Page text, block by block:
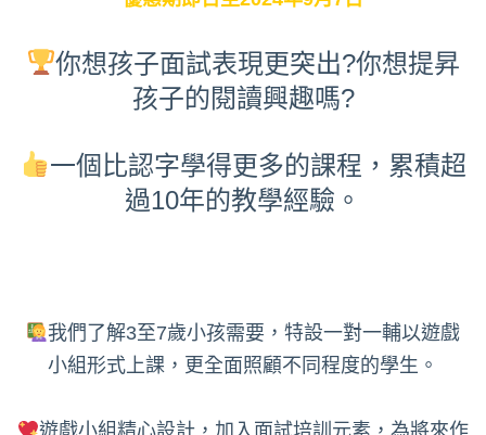
你想孩子面試表現更突出?你想提昇
孩子的閱讀興趣嗎?
一個比認字學得更多的課程，累積超
過10年的教學經驗。
我們了解3至7歲小孩需要，特設一對一輔以遊戲
小組形式上課，更全面照顧不同程度的學生。
遊戲小組精心設計，加入面試培訓元素，為將來作